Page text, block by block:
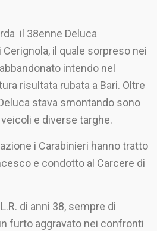
il 38enne Deluca
il quale sorpreso nei
intendo nel
risultata rubata a Bari. Oltre
stava smontando sono
e diverse targhe.
i Carabinieri hanno tratto
e condotto al Carcere di
di anni 38, sempre di
furto aggravato nei confronti